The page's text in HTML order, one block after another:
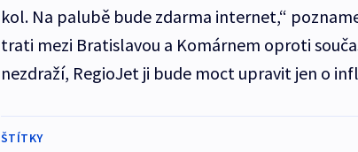
kol. Na palubě bude zdarma internet,“
trati mezi Bratislavou a Komárnem oproti
nezdraží, RegioJet ji bude moct upravit jen o
ŠTÍTKY